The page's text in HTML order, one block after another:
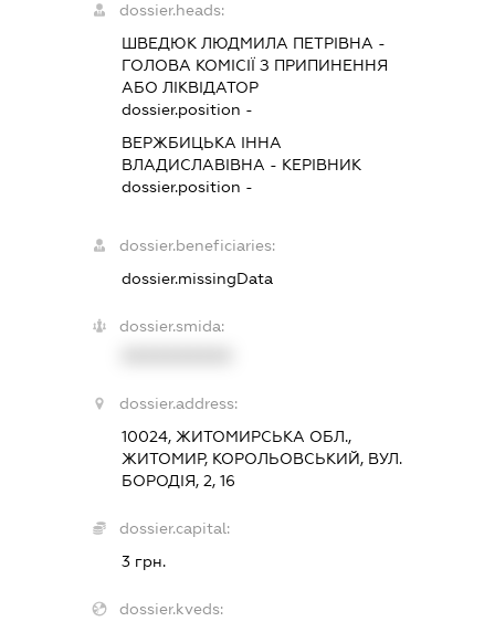
dossier.heads:
ШВЕДЮК ЛЮДМИЛА ПЕТРІВНА -
ГОЛОВА КОМІСІЇ З ПРИПИНЕННЯ
АБО ЛІКВІДАТОР
dossier.position -
ВЕРЖБИЦЬКА ІННА
ВЛАДИСЛАВІВНА - КЕРІВНИК
dossier.position -
dossier.beneficiaries:
dossier.missingData
dossier.smida:
dossier.address:
10024, ЖИТОМИРСЬКА ОБЛ.,
ЖИТОМИР, КОРОЛЬОВСЬКИЙ, ВУЛ.
БОРОДІЯ, 2, 16
dossier.capital:
3 грн.
dossier.kveds: